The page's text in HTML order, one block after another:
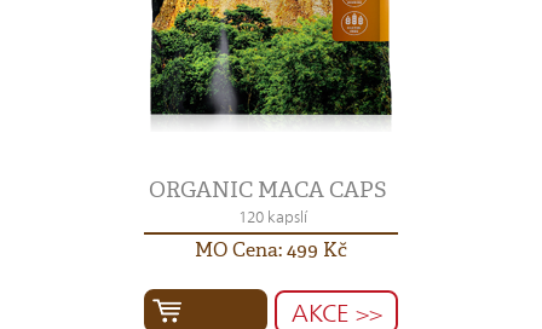
ORGANIC MACA CAPS
120 kapslí
MO Cena: 499 Kč
AKCE >>